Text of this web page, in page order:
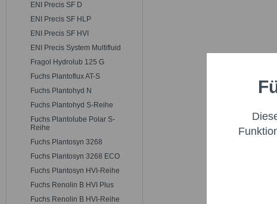
ENI Precis SF D
ENI Precis SF HLP
ENI Precis SF HVI
ENI Precis System Multifluid
Fragol Hydrolub 125 G
Fuchs Plantoflux AT-S
Fuchs Plantohyd N
Fuchs Plantohyd S-Reihe
Fuchs Plantolube Polar S-
Reihe
Fuchs Plantosyn 3268
Fuchs Plantosyn 3268 ECO
Fuchs Plantosyn HVI-Reihe
Fuchs Renolin B HVI Plus
Fuchs Renolin B HVI-Reihe
Marketing